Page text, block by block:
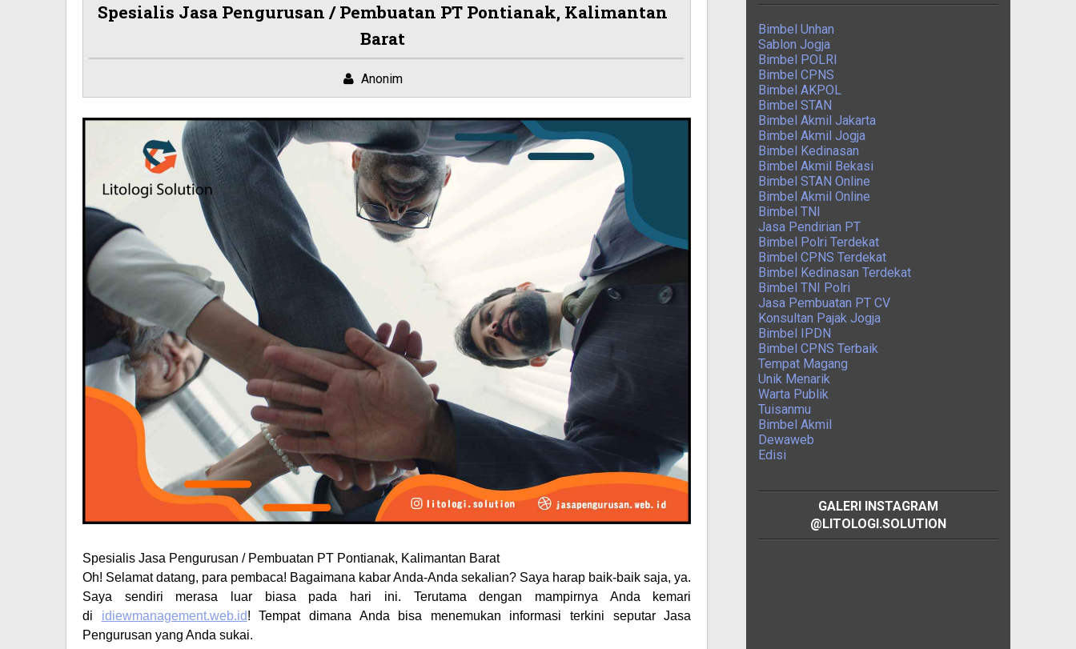
Spesialis Jasa Pengurusan / Pembuatan PT Pontianak, Kalimantan
Barat
Anonim
Spesialis Jasa Pengurusan / Pembuatan PT Pontianak, Kalimantan Barat
Oh! Selamat datang, para pembaca! Bagaimana kabar Anda-Anda sekalian? Saya harap baik-baik saja, ya.
Saya sendiri merasa luar biasa pada hari ini. Terutama dengan mampirnya Anda kemari
di idiewmanagement.web.id! Tempat dimana Anda bisa menemukan informasi terkini seputarJasa
Pengurusan yang Anda sukai.
Bimbel Unhan
Sablon Jogja
Bimbel POLRI
Bimbel CPNS
Bimbel AKPOL
Bimbel STAN
Bimbel Akmil Jakarta
Bimbel Akmil Jogja
Bimbel Kedinasan
Bimbel Akmil Bekasi
Bimbel STAN Online
Bimbel Akmil Online
Bimbel TNI
Jasa Pendirian PT
Bimbel Polri Terdekat
Bimbel CPNS Terdekat
Bimbel Kedinasan Terdekat
Bimbel TNI Polri
Jasa Pembuatan PT CV
Konsultan Pajak Jogja
Bimbel IPDN
Bimbel CPNS Terbaik
Tempat Magang
Unik Menarik
Warta Publik
Tuisanmu
Bimbel Akmil
Dewaweb
Edisi
GALERI INSTAGRAM
@LITOLOGI.SOLUTION